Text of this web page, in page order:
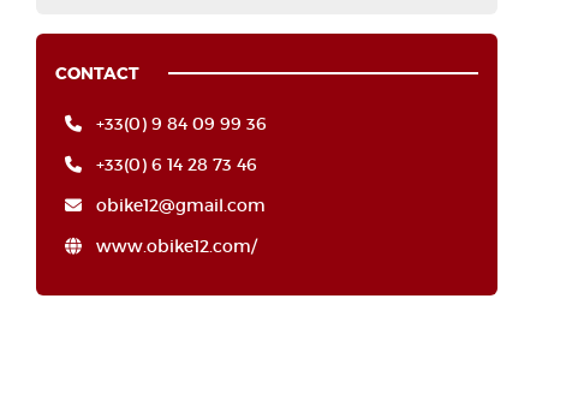
CONTACT
+33(0) 9 84 09 99 36
+33(0) 6 14 28 73 46
obike12@gmail.com
www.obike12.com/